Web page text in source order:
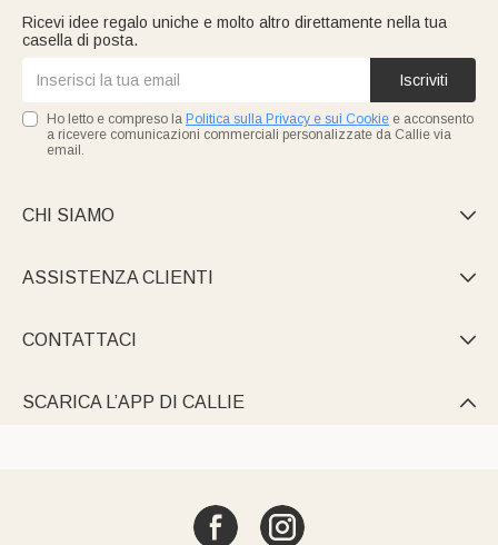
Ricevi idee regalo uniche e molto altro direttamente nella tua
casella di posta.
Iscriviti
Ho letto e compreso la Politica sulla Privacy e sui Cookie e acconsento
a ricevere comunicazioni commerciali personalizzate da Callie via
email.
CHI SIAMO 
ASSISTENZA CLIENTI 
CONTATTACI 
SCARICA L’APP DI CALLIE 